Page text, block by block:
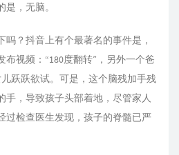
，无脑。
？抖音上有个最著名的事件是，
视频：“180度翻转”，另外一个爸
跃跃欲试。可是，这个脑残加手残
手，导致孩子头部着地，尽管家人
过检查医生发现，孩子的脊髓已严